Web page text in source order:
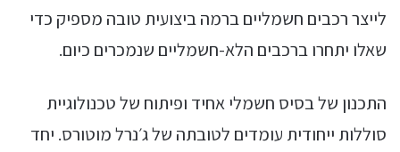
לייצר רכבים חשמליים ברמה ביצועית טובה מספיק כדי
שאלו יתחרו ברכבים הלא-חשמליים שנמכרים כיום.
התכנון של בסיס חשמלי אחיד ופיתוח של טכנולוגיית
סוללות ייחודית עומדים לטובתה של ג׳נרל מוטורס. יחד